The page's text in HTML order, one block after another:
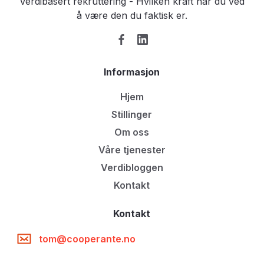
å være den du faktisk er.
Informasjon
Hjem
Stillinger
Om oss
Våre tjenester
Verdibloggen
Kontakt
Kontakt
tom@cooperante.no